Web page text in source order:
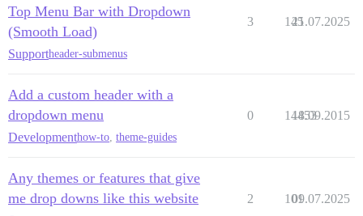
Top Menu Bar with Dropdown
(Smooth Load)
Supportheader-submenus
3 145
21.07.2025
Add a custom header with a
dropdown menu
Developmenthow-to, theme-guides
0 14453
18.09.2015
Any themes or features that give
me drop downs like this website
2 101
09.07.2025